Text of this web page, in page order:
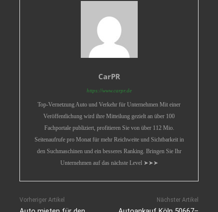
CarPR
https://www.carpr.de
Top-Vernetzung Auto und Verkehr für Unternehmen Mit einer
Veröffentlichung wird ihre Mitteilung gezielt an über 100
Fachportale publiziert, profitieren Sie von über 112 Mio.
Seitenaufrufe pro Monat für mehr Reichweite und Sichtbarkeit in
den Suchmaschinen und ein besseres Ranking. Bringen Sie Ihr
Unternehmen auf das nächste Level ➤➤➤
Vorheriger Artikel Nächster Artikel